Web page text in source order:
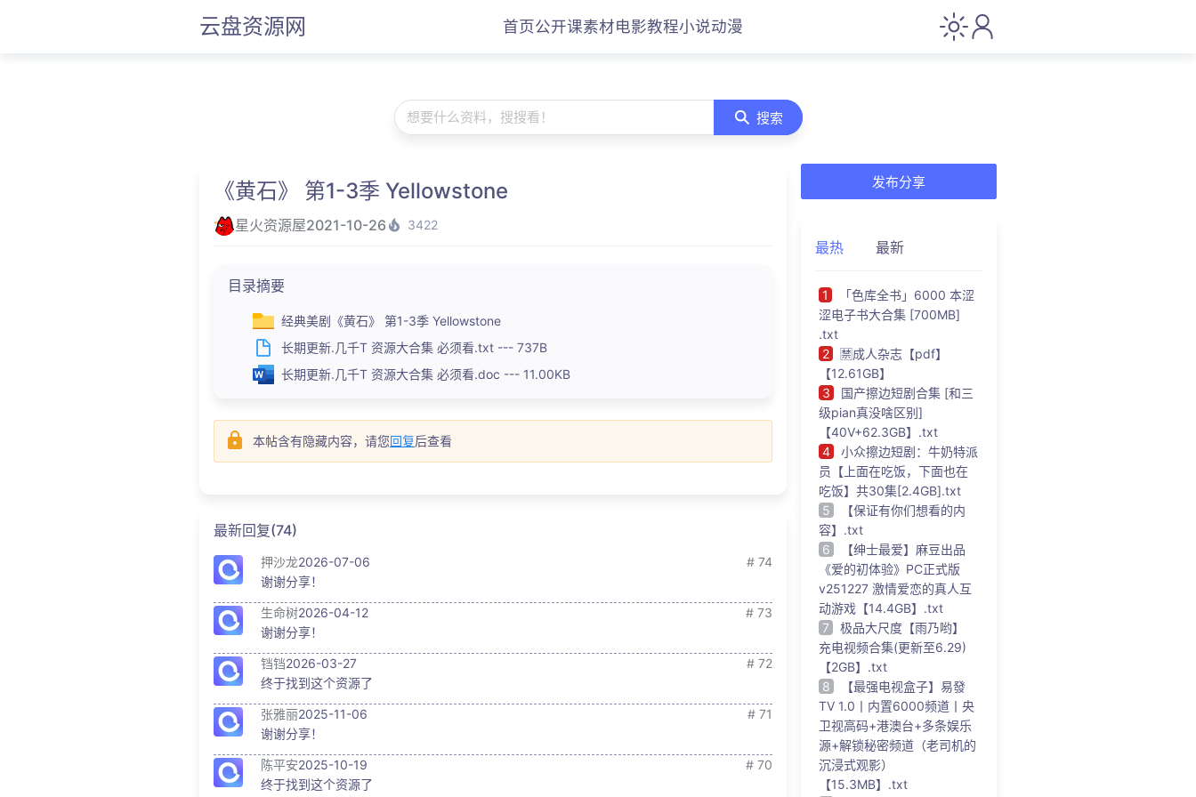
云盘资源网 首页公开课素材电影教程小说动漫
想要什么资料，搜搜看！ 搜索
《黄石》 第1-3季 Yellowstone
星火资源屋2021-10-26 3422
目录摘要
经典美剧《黄石》 第1-3季 Yellowstone
长期更新.几千T 资源大合集 必须看.txt --- 737B
长期更新.几千T 资源大合集 必须看.doc --- 11.00KB
本帖含有隐藏内容，请您回复后查看
最新回复(74)
押沙龙2026-07-06
# 74
谢谢分享！
生命树2026-04-12
# 73
谢谢分享！
铛铛2026-03-27
# 72
终于找到这个资源了
张雅丽2025-11-06
# 71
谢谢分享！
陈平安2025-10-19
# 70
终于找到这个资源了
发布分享
最热 最新
1
「色库全书」6000 本涩
涩电子书大合集 [700MB]
.txt
2
🈲成人杂志【pdf】
【12.61GB】
3
国产擦边短剧合集 [和三
级pian真没啥区别]
【40V+62.3GB】.txt
4
小众擦边短剧：牛奶特派
员【上面在吃饭，下面也在
吃饭】共30集[2.4GB].txt
5
【保证有你们想看的内
容】.txt
6
【绅士最爱】麻豆出品
《爱的初体验》PC正式版
v251227 激情爱恋的真人互
动游戏【14.4GB】.txt
7
极品大尺度【雨乃哟】
充电视频合集(更新至6.29)
【2GB】.txt
8
【最强电视盒子】易發
TV 1.0丨内置6000频道丨央
卫视高码+港澳台+多条娱乐
源+解锁秘密频道（老司机的
沉浸式观影）
【15.3MB】.txt